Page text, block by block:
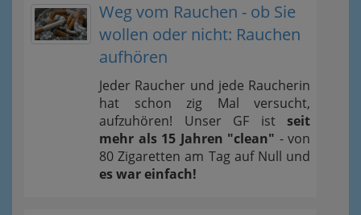
Weg vom Rauchen - ob Sie
wollen oder nicht: Rauchen
aufhören
Jeder Raucher und jede Raucherin
hat schon zig Mal versucht,
aufzuhören! Unser GF ist seit
mehr als 15 Jahren "clean" - von
80 Zigaretten am Tag auf Null und
es war einfach!